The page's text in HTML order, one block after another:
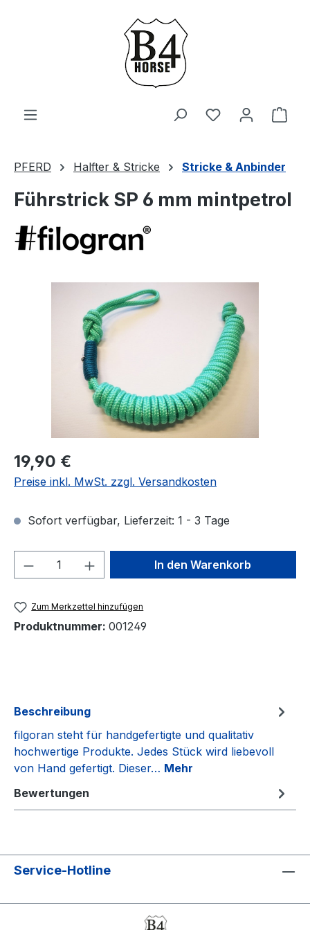
Zum Hauptinhalt springen
Du hast 0
PFERD Halfter & Stricke Stricke & Anbinder
Führstrick SP 6 mm mintpetrol
Regulärer Preis:
19,90 €
Preise inkl. MwSt. zzgl. Versandkosten
Sofort verfügbar, Lieferzeit: 1 - 3 Tage
Produkt Anzahl: Gib denIn den Warenkorb
Zum Merkzettel hinzufügen
Produktnummer: 001249
Beschreibung
filgoran steht für handgefertigte und qualitativ
hochwertige Produkte. Jedes Stück wird liebevoll
von Hand gefertigt. Dieser… Mehr
Bewertungen
Service-Hotline